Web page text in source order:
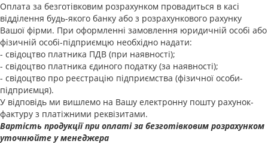
Оплата за безготівковим розрахунком провадиться в касі
відділення будь-якого банку або з розрахункового рахунку
Вашої фірми. При оформленні замовлення юридичній особі або
фізичній особі-підприємцю необхідно надати:
- свідоцтво платника ПДВ (при наявності);
- свідоцтво платника єдиного податку (за наявності);
- свідоцтво про реєстрацію підприємства (фізичної особи-
підприємця).
У відповідь ми вишлемо на Вашу електронну пошту рахунок-
фактуру з платіжними реквізитами.
Вартість продукції при оплаті за безготівковим розрахунком
уточнюйте у менеджера